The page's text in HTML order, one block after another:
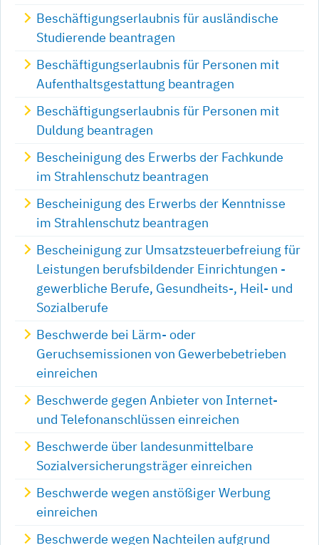
Beschäftigungserlaubnis für ausländische
Studierende beantragen
Beschäftigungserlaubnis für Personen mit
Aufenthaltsgestattung beantragen
Beschäftigungserlaubnis für Personen mit
Duldung beantragen
Bescheinigung des Erwerbs der Fachkunde
im Strahlenschutz beantragen
Bescheinigung des Erwerbs der Kenntnisse
im Strahlenschutz beantragen
Bescheinigung zur Umsatzsteuerbefreiung für
Leistungen berufsbildender Einrichtungen -
gewerbliche Berufe, Gesundheits-, Heil- und
Sozialberufe
Beschwerde bei Lärm- oder
Geruchsemissionen von Gewerbebetrieben
einreichen
Beschwerde gegen Anbieter von Internet-
und Telefonanschlüssen einreichen
Beschwerde über landesunmittelbare
Sozialversicherungsträger einreichen
Beschwerde wegen anstößiger Werbung
einreichen
Beschwerde wegen Nachteilen aufgrund